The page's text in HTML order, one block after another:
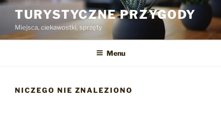
Przejdź
treści
TURYSTYCZNE PRZYGODY
Miejsca, ciekawostki, sprzęty
Menu
NICZEGO NIE ZNALEZIONO